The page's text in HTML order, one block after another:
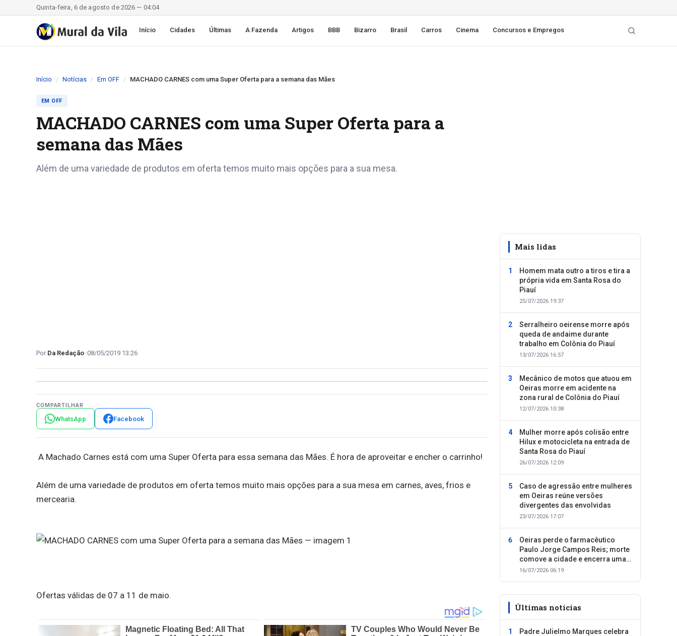
Quinta-feira, 6 de agosto de 2026 — 04:04
Início Cidades Últimas A Fazenda Artigos BBB Bizarro Brasil Carros Cinema Concursos e Empregos
Início Notícias Em OFF MACHADO CARNES com uma Super Oferta para a semana das Mães
EM OFF
MACHADO CARNES com uma Super Oferta para a
semana das Mães
Além de uma variedade de produtos em oferta temos muito mais opções para a sua mesa.
Da Redação 08/05/2019 13:26
COMPARTILHAR
WhatsApp Facebook
A Machado Carnes está com uma Super Oferta para essa semana das Mães. É hora de aproveitar e encher o carrinho!
Além de uma variedade de produtos em oferta temos muito mais opções para a sua mesa em carnes, aves, frios e
mercearia.
Ofertas válidas de 07 a 11 de maio.
Mais lidas
Homem mata outro a tiros e tira a
própria vida em Santa Rosa do
Piauí
25/07/2026 19:37
Serralheiro oeirense morre após
queda de andaime durante
trabalho em Colônia do Piauí
13/07/2026 16:57
Mecânico de motos que atuou em
Oeiras morre em acidente na
zona rural de Colônia do Piauí
12/07/2026 10:38
Mulher morre após colisão entre
Hilux e motocicleta na entrada de
Santa Rosa do Piauí
26/07/2026 12:09
Caso de agressão entre mulheres
em Oeiras reúne versões
divergentes das envolvidas
23/07/2026 17:07
Oeiras perde o farmacêutico
Paulo Jorge Campos Reis; morte
comove a cidade e encerra uma
trajetória dedicada ao cuidado
16/07/2026 06:19
Últimas notícias
Padre Julielmo Marques celebra